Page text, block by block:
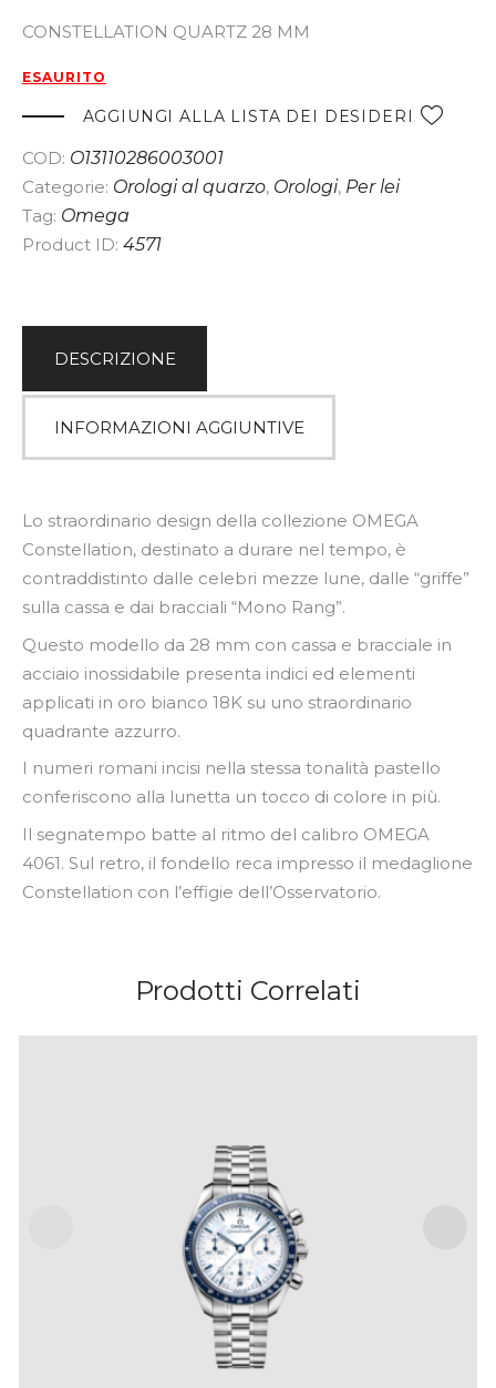
CONSTELLATION QUARTZ 28 MM
ESAURITO
AGGIUNGI ALLA LISTA DEI DESIDERI
COD: O13110286003001
Categorie: Orologi al quarzo, Orologi, Per lei
Tag: Omega
Product ID: 4571
DESCRIZIONE
INFORMAZIONI AGGIUNTIVE
Lo straordinario design della collezione OMEGA
Constellation, destinato a durare nel tempo, è
contraddistinto dalle celebri mezze lune, dalle “griffe”
sulla cassa e dai bracciali “Mono Rang”.
Questo modello da 28 mm con cassa e bracciale in
acciaio inossidabile presenta indici ed elementi
applicati in oro bianco 18K su uno straordinario
quadrante azzurro.
I numeri romani incisi nella stessa tonalità pastello
conferiscono alla lunetta un tocco di colore in più.
Il segnatempo batte al ritmo del calibro OMEGA
4061. Sul retro, il fondello reca impresso il medaglione
Constellation con l’effigie dell’Osservatorio.
Prodotti Correlati
SPEEDMASTER 38 MILANO CORTINA 2026 CO-
AXIAL CHRONOMETER CHRONOGRAPH 38 MM
6,800.00 IVA Inclusa